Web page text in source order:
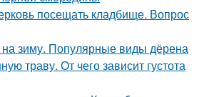
посещать кладбище. Вопрос
зиму. Популярные виды дёрена
траву. От чего зависит густота